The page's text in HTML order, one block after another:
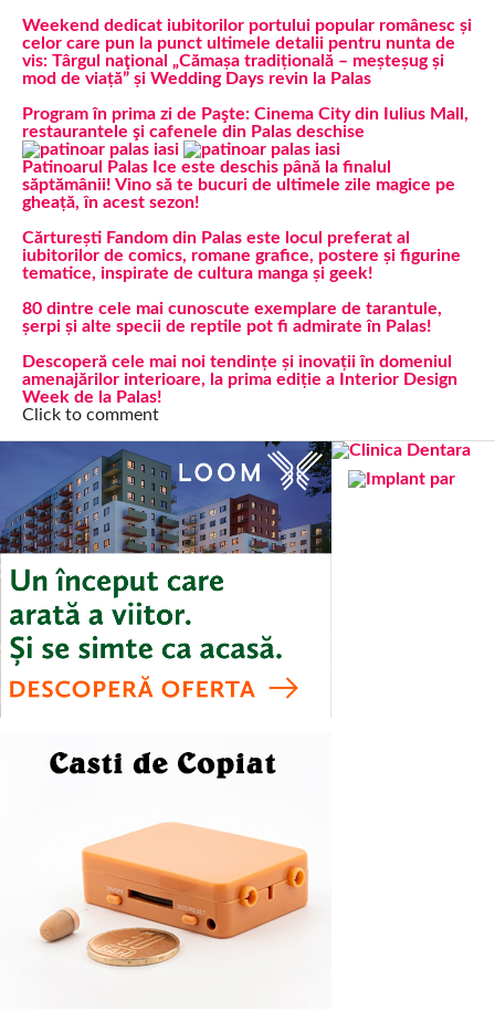
Weekend dedicat iubitorilor portului popular românesc și
celor care pun la punct ultimele detalii pentru nunta de
vis: Târgul naţional „Cămașa tradițională – meșteșug și
mod de viață” și Wedding Days revin la Palas
Program în prima zi de Paşte: Cinema City din Iulius Mall,
restaurantele şi cafenele din Palas deschise
Patinoarul Palas Ice este deschis până la finalul
săptămânii! Vino să te bucuri de ultimele zile magice pe
gheață, în acest sezon!
Cărturești Fandom din Palas este locul preferat al
iubitorilor de comics, romane grafice, postere și figurine
tematice, inspirate de cultura manga și geek!
80 dintre cele mai cunoscute exemplare de tarantule,
șerpi și alte specii de reptile pot fi admirate în Palas!
Descoperă cele mai noi tendințe și inovații în domeniul
amenajărilor interioare, la prima ediție a Interior Design
Week de la Palas!
Click to comment